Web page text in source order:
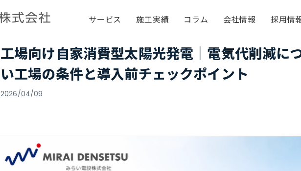
サービス 施工実績 コラム 会社情報 採用情
工場向け自家消費型太陽光発電｜電気代削減に
い工場の条件と導入前チェックポイント
2026/04/09